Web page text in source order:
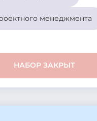
менеджмента
НАБОР ЗАКРЫТ